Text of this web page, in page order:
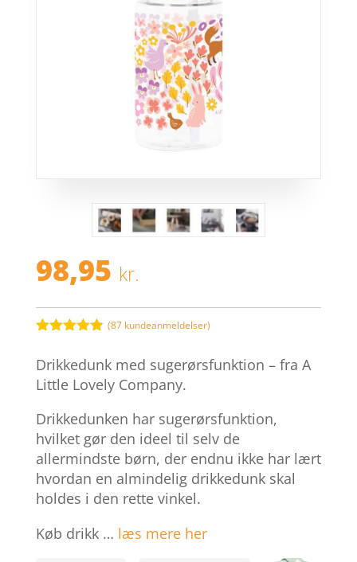
98,95 kr.
ud af 5
baseret på
kundebedøm
(87 kundeanmeldelser)
Drikkedunk med sugerørsfunktion – fra A
Little Lovely Company.
Drikkedunken har sugerørsfunktion,
hvilket gør den ideel til selv de
allermindste børn, der endnu ikke har lært
hvordan en almindelig drikkedunk skal
holdes i den rette vinkel.
Køb drikk … læs mere her